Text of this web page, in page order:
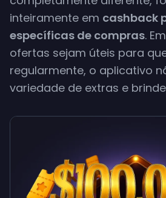
inteiramente em cashback
específicas de compras.
ofertas sejam úteis para
regularmente, o aplicativo
variedade de extras e